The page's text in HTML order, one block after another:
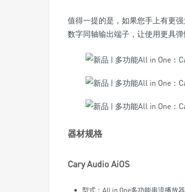
值得一提的是，如果您手上有更强
数字同轴输出端子，让使用更具弹
器材规格
Cary Audio AiOS
型式：All in One多功能串流播放器